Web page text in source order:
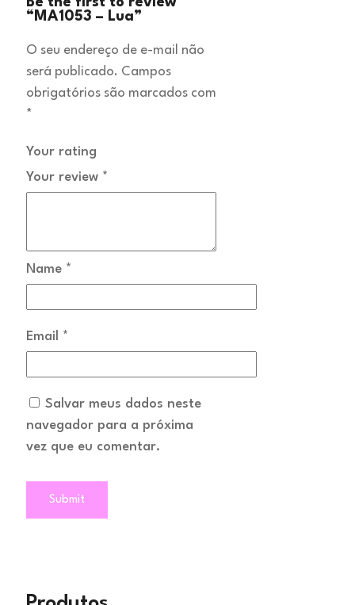
“MA1053 – Lua”
O seu endereço de e-mail não
será publicado. Campos
obrigatórios são marcados com
*
Your rating
Your review *
Name *
Email *
Salvar meus dados neste
navegador para a próxima
vez que eu comentar.